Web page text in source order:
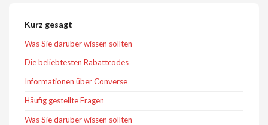
Kurz gesagt
Was Sie darüber wissen sollten
Die beliebtesten Rabattcodes
Informationen über Converse
Häufig gestellte Fragen
Was Sie darüber wissen sollten